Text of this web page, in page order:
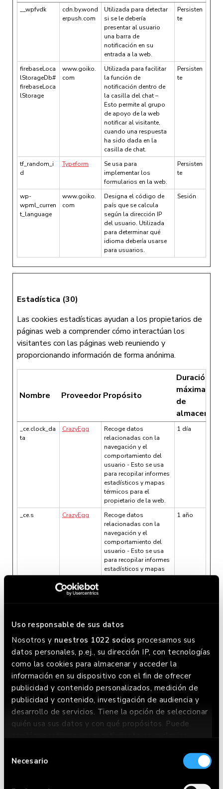
Uso responsable de sus datos
Nosotros y nuestros 1022 socios procesamos sus
datos personales, p.ej., su dirección IP, con tecnologías
como las cookies para almacenar y acceder la
información en su dispositivo con el fin de ofrecer
publicidad y contenido personalizados, medición de
publicidad y contenido, investigación de audiencia y
desarrollo de servicios. Tiene la opción de seleccionar
quién usa sus datos y con qué propósitos. Puede
en el Menú de consentimiento.
deNecesario
__wpfvdk
cdn.by.wond
erpush.com
Utilizada para detectar
si se le debería
presentar al usuario
una barra de
notificación en su
entrada a la web.
Persisten
te
firebaseLoca
lStorageDb#
firebaseLoca
lStorage
www.goiko.
com
Utilizada para facilitar
la función de
notificación dentro de
la casilla del chat –
Esto permite al grupo
de apoyo de la web
notificar al visitante,
cuando una respuesta
ha sido dada en la
casilla de chat.
Persisten
te
tf_random_i
d
Typeform
Se usa para
implementar los
formularios en la web.
Persisten
te
wp-
wpml_curren
t_language
www.goiko.
com
Designa el código de
país que se calcula
según la dirección IP
del usuario. Utilizada
para determinar qué
idioma debería usarse
para usuarios.
Sesión
Estadística (30)
Las cookies estadísticas ayudan a los propietarios de
páginas web a comprender cómo interactúan los
visitantes con las páginas web reuniendo y
proporcionando información de forma anónima.
Nombre Proveedor Propósito
Duración
máxima
de
_ce.clock_da
ta
CrazyEgg
Recoge datos
relacionadas con la
navegación y el
comportamiento del
usuario - Esto se usa
para recopilar informes
estadísticos y mapas
térmicos para el
propietario de la web.
1 día
_ce.s CrazyEgg
Recoge datos
relacionadas con la
navegación y el
comportamiento del
usuario - Esto se usa
para recopilar informes
estadísticos y mapas
térmicos para el
1 año
ensayo con múltiples
variables. Es una
herramienta utilizada
para combinar o
cambiar contenido en la
web. Esto permite a la
variación/edición de la
página.
_clck Microsoft
Recoge datos
relacionadas con la
1 año